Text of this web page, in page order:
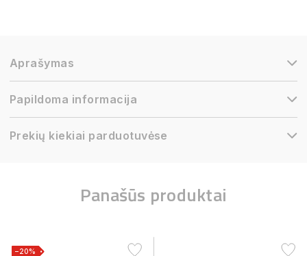
Aprašymas
Papildoma informacija
Prekių kiekiai parduotuvėse
Panašūs produktai
−20%